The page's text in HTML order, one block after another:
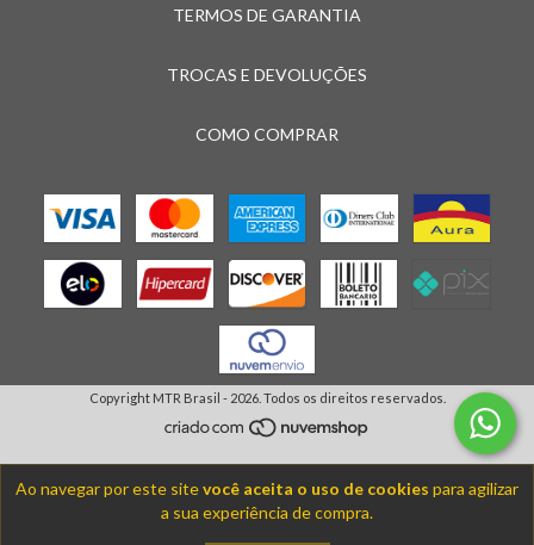
Ao navegar por este sitevocê aceita o uso de cookies para agilizar
a sua experiência de compra.
TERMOS DE GARANTIA
TROCAS E DEVOLUÇÕES
COMO COMPRAR
Copyright MTR Brasil - 2026. Todos os direitos reservados.